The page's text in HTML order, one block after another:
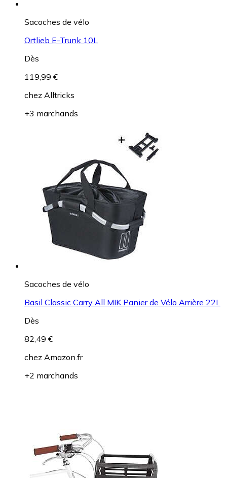
Sacoches de vélo
Ortlieb E-Trunk 10L
Dès
119,99 €
chez Alltricks
+3 marchands
Sacoches de vélo
Basil Classic Carry All MIK Panier de Vélo Arrière 22L
Dès
82,49 €
chez Amazon.fr
+2 marchands